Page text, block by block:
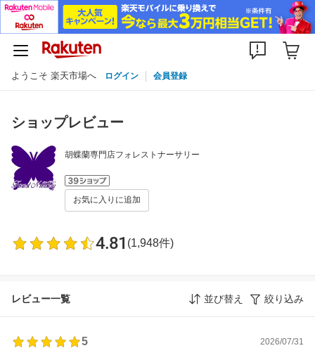
ようこそ 楽天市場へ ログイン 会員登録
ショップレビュー
胡蝶蘭専門店フォレストナーサリー
お気に入りに追加
4.81 (1,948件)
レビュー一覧 並び替え 絞り込み
5
2026/07/31